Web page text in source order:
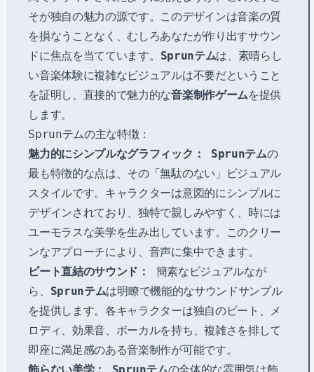
そが独自の魅力の源です。このデザインは音楽の質
を損なうことなく、むしろあなたが作り出すサウン
ドに焦点を当てています。 Sprunテムは、素晴らし
い音楽体験に複雑なビジュアルは不要だということ
を証明し、直接的で魅力的な音楽制作ゲームを提供
します。
Sprunテムの主な特徴：
魅力的にシンプルなグラフィック：
Sprunテムの
最も特徴的な点は、その「無駄のない」ビジュアル
スタイルです。キャラクターは意図的にシンプルに
デザインされており、独特で親しみやすく、時には
ユーモラスな美学を生み出しています。このクリー
ンなアプローチにより、音声に集中できます。
ビート直結のサウンド：
簡素なビジュアルなが
ら、 Sprunテムは明瞭で機能的なサウンドサンプル
を提供します。各キャラクターは独自のビート、メ
ロディ、効果音、ボーカルを持ち、複雑さを排して
即座に満足感のある音楽制作が可能です。